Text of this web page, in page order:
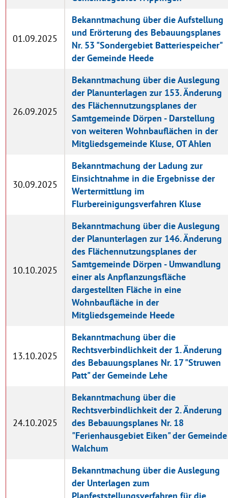
01.09.2025
Bekanntmachung über die Aufstellung
und Erörterung des Bebauungsplanes
Nr. 53 "Sondergebiet Batteriespeicher"
der Gemeinde Heede
26.09.2025
Bekanntmachung über die Auslegung
der Planunterlagen zur 153. Änderung
des Flächennutzungsplanes der
Samtgemeinde Dörpen - Darstellung
von weiteren Wohnbauflächen in der
Mitgliedsgemeinde Kluse, OT Ahlen
30.09.2025
Bekanntmachung der Ladung zur
Einsichtnahme in die Ergebnisse der
Wertermittlung im
Flurbereinigungsverfahren Kluse
10.10.2025
Bekanntmachung über die Auslegung
der Planunterlagen zur 146. Änderung
des Flächennutzungsplanes der
Samtgemeinde Dörpen - Umwandlung
einer als Anpflanzungsfläche
dargestellten Fläche in eine
Wohnbaufläche in der
Mitgliedsgemeinde Heede
13.10.2025
Bekanntmachung über die
Rechtsverbindlichkeit der 1. Änderung
des Bebauungsplanes Nr. 17 "Struwen
Patt" der Gemeinde Lehe
24.10.2025
Bekanntmachung über die
Rechtsverbindlichkeit der 2. Änderung
des Bebauungsplanes Nr. 18
"Ferienhausgebiet Eiken" der Gemeinde
Walchum
Bekanntmachung über die Auslegung
der Unterlagen zum